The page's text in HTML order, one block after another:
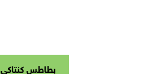
بطاطس كنتاكي